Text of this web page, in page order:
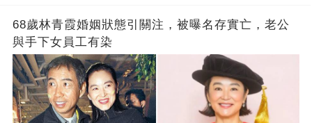
68歲林青霞婚姻狀態引關注，被曝名存實亡，老公
與手下女員工有染